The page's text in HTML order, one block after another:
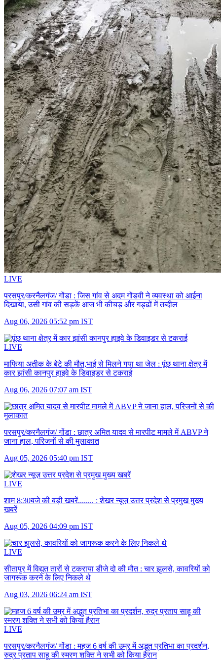
LIVE
परसपुर/करनैलगंज/ गोंडा : जिस गांव से अदम गोंडवी ने व्यवस्था को आईना
दिखाया, उसी गांव की सड़कें आज भी कीचड़ और गड्ढों में तब्दील
Aug 06, 2026 05:52 pm IST
LIVE
माफिया अतीक के बेटे की मौत,भाई से मिलने गया था जेल : पूंछ थाना क्षेत्र में
कार झांसी कानपुर हाइवे के डिवाइडर से टकराई
Aug 06, 2026 07:07 am IST
परसपुर/करनैलगंज/ गोंडा : छात्र अमित यादव से मारपीट मामले में ABVP ने
जाना हाल, परिजनों से की मुलाकात
Aug 05, 2026 05:40 pm IST
LIVE
शाम 8:30बजे की बड़ी खबरें........ : शेखर न्यूज़ उत्तर प्रदेश से प्रमुख मुख्य
खबरें
Aug 05, 2026 04:09 pm IST
LIVE
सीतापुर में विद्युत तारों से टकराया डीजे दो की मौत : चार झुलसे, कावरियों को
जागरूक करने के लिए निकले थे
Aug 03, 2026 06:24 am IST
LIVE
परसपुर/करनैलगंज/ गोंडा : महज 6 वर्ष की उम्र में अद्भुत प्रतिभा का प्रदर्शन,
रुद्र प्रताप साहू की स्मरण शक्ति ने सभी को किया हैरान